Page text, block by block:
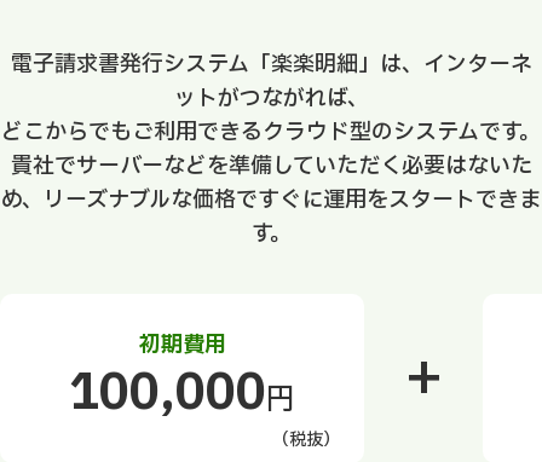
電子請求書発行システム「楽楽明細」は、インターネ
ットがつながれば、
どこからでもご利用できるクラウド型のシステムです。
貴社でサーバーなどを準備していただく必要はないた
め、リーズナブルな価格ですぐに運用をスタートできま
す。
初期費用
100,000円
（税抜）
+